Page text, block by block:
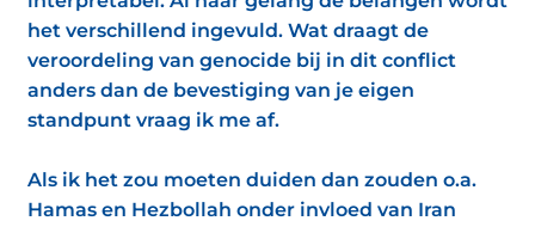
het verschillend ingevuld. Wat draagt de
veroordeling van genocide bij in dit conflict
anders dan de bevestiging van je eigen
standpunt vraag ik me af.
Als ik het zou moeten duiden dan zouden o.a.
Hamas en Hezbollah onder invloed van Iran